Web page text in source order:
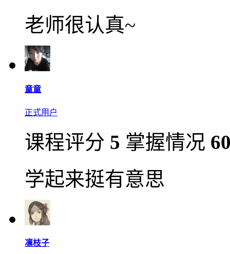
老师很认真~
童童
正式用户
课程评分 5 掌握情况
学起来挺有意思
凛枝子